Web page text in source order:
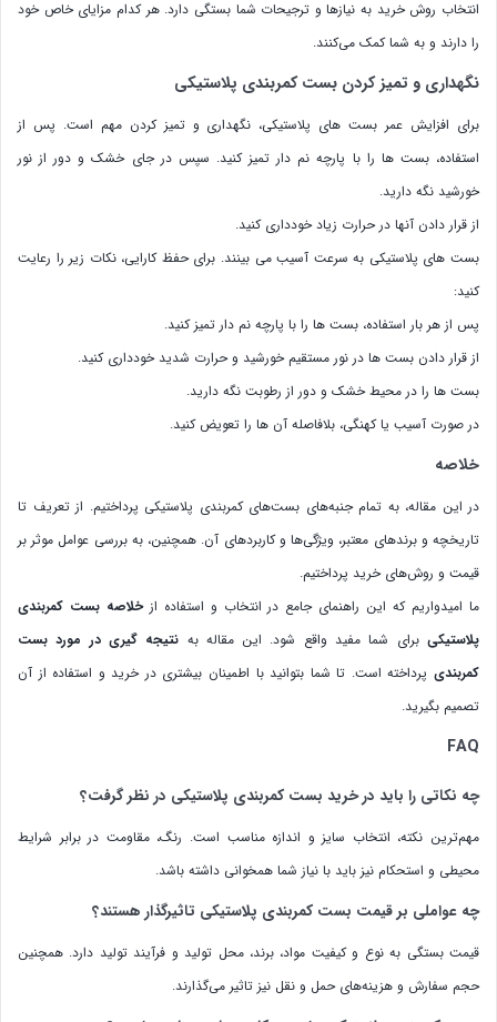
انتخاب روش خرید به نیازها و ترجیحات شما بستگی دارد. هر کدام مزایای خاص خود
را دارند و به شما کمک می‌کنند.
نگهداری و تمیز کردن بست کمربندی پلاستیکی
برای افزایش عمر بست های پلاستیکی، نگهداری و تمیز کردن مهم است. پس از
استفاده، بست ها را با پارچه نم دار تمیز کنید. سپس در جای خشک و دور از نور
خورشید نگه دارید.
از قرار دادن آنها در حرارت زیاد خودداری کنید.
بست های پلاستیکی به سرعت آسیب می بینند. برای حفظ کارایی، نکات زیر را رعایت
کنید:
پس از هر بار استفاده، بست ها را با پارچه نم دار تمیز کنید.
از قرار دادن بست ها در نور مستقیم خورشید و حرارت شدید خودداری کنید.
بست ها را در محیط خشک و دور از رطوبت نگه دارید.
در صورت آسیب یا کهنگی، بلافاصله آن ها را تعویض کنید.
خلاصه
در این مقاله، به تمام جنبه‌های بست‌های کمربندی پلاستیکی پرداختیم. از تعریف تا
تاریخچه و برندهای معتبر، ویژگی‌ها و کاربردهای آن. همچنین، به بررسی عوامل موثر بر
قیمت و روش‌های خرید پرداختیم.
ما امیدواریم که این راهنمای جامع در انتخاب و استفاده ازخلاصه بست کمربندی
پلاستیکیبرای شما مفید واقع شود. این مقاله به نتیجه گیری در مورد بست
کمربندی پرداخته است. تا شما بتوانید با اطمینان بیشتری در خرید و استفاده از آن
تصمیم بگیرید.
FAQ
چه نکاتی را باید در خرید بست کمربندی پلاستیکی در نظر گرفت؟
مهم‌ترین نکته، انتخاب سایز و اندازه مناسب است. رنگ، مقاومت در برابر شرایط
محیطی و استحکام نیز باید با نیاز شما همخوانی داشته باشد.
چه عواملی بر قیمت بست کمربندی پلاستیکی تاثیرگذار هستند؟
قیمت بستگی به نوع و کیفیت مواد، برند، محل تولید و فرآیند تولید دارد. همچنین
حجم سفارش و هزینه‌های حمل و نقل نیز تاثیر می‌گذارند.